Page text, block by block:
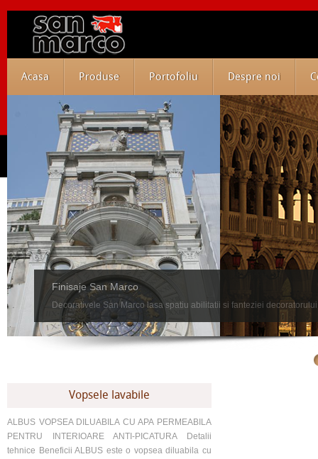
Acasa Produse Portofoliu Despre noi
Finisaje San Marco
Decorativele San Marco lasa spatiu abilitatii si fanteziei
Vopsele lavabile
ALBUS VOPSEA DILUABILA CU APA PERMEABILA
PENTRU INTERIOARE ANTI-PICATURA Detalii
tehnice Beneficii ALBUS este o vopsea diluabila cu